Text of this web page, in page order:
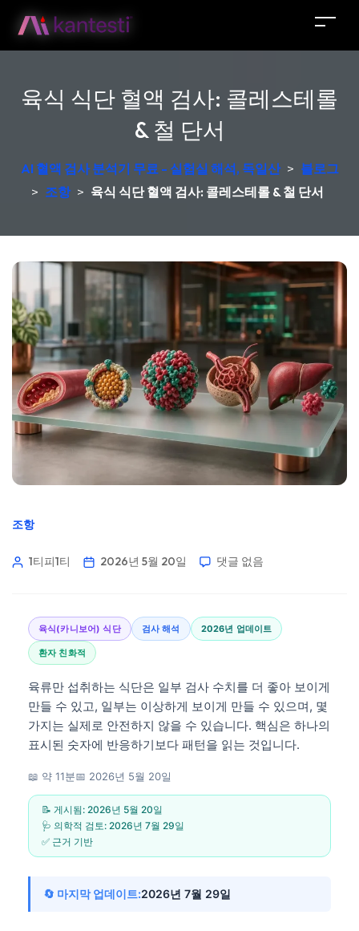
육식 식단 혈액 검사: 콜레스테롤
& 철 단서
AI 혈액 검사 분석기 무료 - 실험실 해석, 독일산 > 블로그
> 조항 > 육식 식단 혈액 검사: 콜레스테롤 & 철 단서
조항
1티피1티 2026년 5월 20일 댓글 없음
육식(카니보어) 식단 검사 해석 2026년 업데이트
환자 친화적
육류만 섭취하는 식단은 일부 검사 수치를 더 좋아 보이게
만들 수 있고, 일부는 이상하게 보이게 만들 수 있으며, 몇
가지는 실제로 안전하지 않을 수 있습니다. 핵심은 하나의
표시된 숫자에 반응하기보다 패턴을 읽는 것입니다.
📖 약 11분📅 2026년 5월 20일
📝 게시됨: 2026년 5월 20일
🩺 의학적 검토: 2026년 7월 29일
✅ 근거 기반
🔄 마지막 업데이트:2026년 7월 29일